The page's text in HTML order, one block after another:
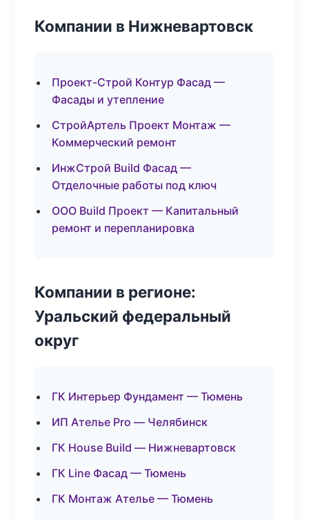
Компании в Нижневартовск
Проект-Строй Контур Фасад —
Фасады и утепление
СтройАртель Проект Монтаж —
Коммерческий ремонт
ИнжСтрой Build Фасад —
Отделочные работы под ключ
ООО Build Проект — Капитальный
ремонт и перепланировка
Компании в регионе:
Уральский федеральный
округ
ГК Интерьер Фундамент — Тюмень
ИП Ателье Pro — Челябинск
ГК House Build — Нижневартовск
ГК Line Фасад — Тюмень
ГК Монтаж Ателье — Тюмень